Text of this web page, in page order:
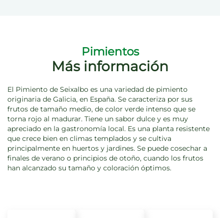
Pimientos
Más información
El Pimiento de Seixalbo es una variedad de pimiento
originaria de Galicia, en España. Se caracteriza por sus
frutos de tamaño medio, de color verde intenso que se
torna rojo al madurar. Tiene un sabor dulce y es muy
apreciado en la gastronomía local. Es una planta resistente
que crece bien en climas templados y se cultiva
principalmente en huertos y jardines. Se puede cosechar a
finales de verano o principios de otoño, cuando los frutos
han alcanzado su tamaño y coloración óptimos.